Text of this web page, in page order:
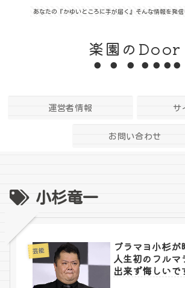
あなたの『かゆいところに手が届く』そんな情報を発信
楽園のDoor
運営者情報 サ
お問い合わせ
小杉竜一
芸能
ブラマヨ小杉が
人生初のフルマ
出来ず悔しいで